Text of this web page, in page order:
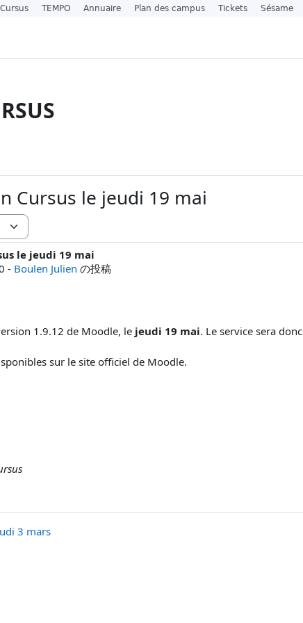
Cursus le jeudi 19 mai
le jeudi 19 mai
- Boulen Julien の投稿
1.9.12 de Moodle, le jeudi 19 mai. Le service sera donc
sur le site officiel de Moodle.
3 mars
Cursus TEMPO Annuaire Plan des campus Tickets Sésame